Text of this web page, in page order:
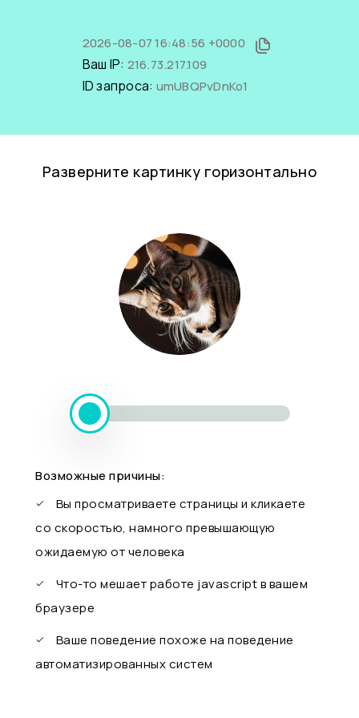
2026-08-07 16:48:56 +0000
Ваш IP: 216.73.217.109
ID запроса: umUBQPvDnKo1
Разверните картинку горизонтально
Возможные причины:
Вы просматриваете страницы и кликаете
со скоростью, намного превышающую
ожидаемую от человека
Что-то мешает работе javascript в вашем
браузере
Ваше поведение похоже на поведение
автоматизированных систем